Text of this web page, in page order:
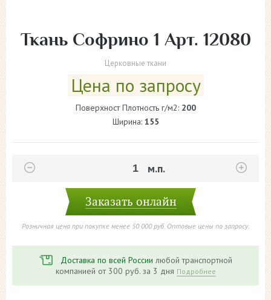
Ткань Софрино 1 Арт. 12080
Церковные ткани
Цена по запросу
Поверхност Плотность г/м2: 200
Ширина: 155
Заказать онлайн
Розничная цена при покупке менее 50 000 руб. Оптовые цены по запросу.
Доставка по всей России любой транспортной
компанией от 300 руб. за 3 дня Подробнее